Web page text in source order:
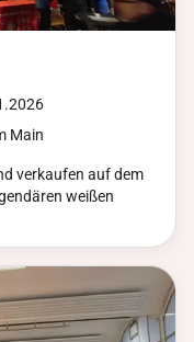
Main
verkaufen auf dem
weißen